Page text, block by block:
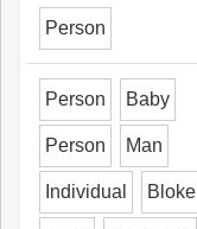
Person
Person Baby
Person Man
Individual Bloke